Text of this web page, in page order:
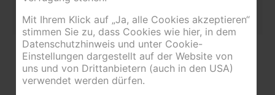
Mit Ihrem Klick auf „Ja, alle Cookies akzeptieren“
stimmen Sie zu, dass Cookies wie hier, in dem
Datenschutzhinweis und unter Cookie-
Einstellungen dargestellt auf der Website von
uns und von Drittanbietern (auch in den USA)
verwendet werden dürfen.